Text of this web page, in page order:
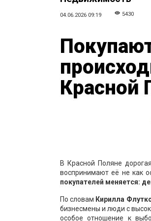
04.06.2026 09:19 5430
Красной
В Красной Поляне
воспринимают её не как
покупателей меняется:
По словам Кирилла
бизнесмены и люди с
особое отношение к